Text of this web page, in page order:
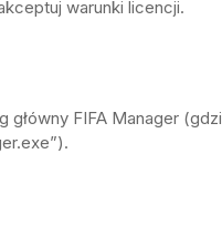
warunki licencji.
główny FIFA Manager